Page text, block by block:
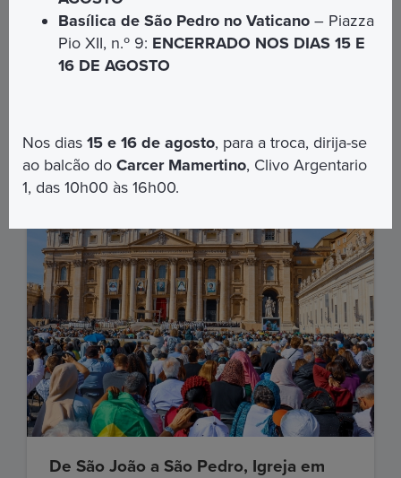
do cristianismo.
€ 22,00
De São João a São Pedro, Igreja em
Basílica de São Pedro no Vaticano – Piazza
Pio XII, n.º 9: ENCERRADO NOS DIAS 15 E
16 DE AGOSTO
Nos dias15 e 16 de agosto, para a troca, dirija-se
ao balcão doCarcer Mamertino, Clivo Argentario
1, das 10h00 às 16h00.